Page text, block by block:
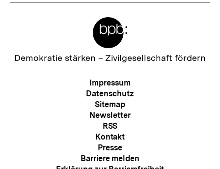
Zur
Demokratie stärken – Zivilgesellschaft fördern
Meta-
Navigation
Impressum
Datenschutz
Sitemap
Newsletter
RSS
Kontakt
Presse
Barriere melden